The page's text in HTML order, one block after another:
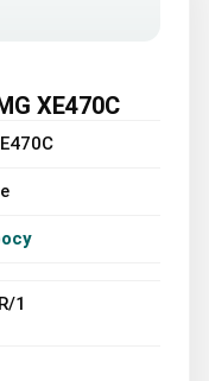
60.AR/1
XE470C
1